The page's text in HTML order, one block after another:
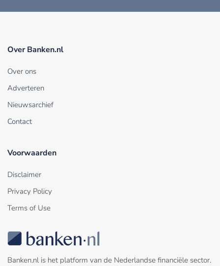
Over Banken.nl
Over ons
Adverteren
Nieuwsarchief
Contact
Voorwaarden
Disclaimer
Privacy Policy
Terms of Use
Banken.nl is het platform van de Nederlandse financiële sector.